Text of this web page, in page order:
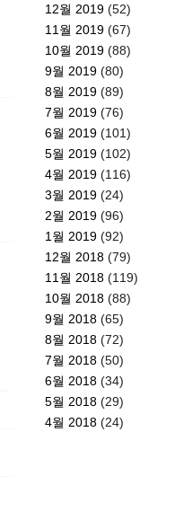
12월 2019 (52)
11월 2019 (67)
10월 2019 (88)
9월 2019 (80)
8월 2019 (89)
7월 2019 (76)
6월 2019 (101)
5월 2019 (102)
4월 2019 (116)
3월 2019 (24)
2월 2019 (96)
1월 2019 (92)
12월 2018 (79)
11월 2018 (119)
10월 2018 (88)
9월 2018 (65)
8월 2018 (72)
7월 2018 (50)
6월 2018 (34)
5월 2018 (29)
4월 2018 (24)